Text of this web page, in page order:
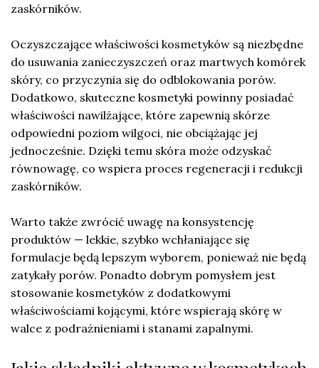
zaskórników.
Oczyszczające właściwości kosmetyków są niezbędne
do usuwania zanieczyszczeń oraz martwych komórek
skóry, co przyczynia się do odblokowania porów.
Dodatkowo, skuteczne kosmetyki powinny posiadać
właściwości nawilżające, które zapewnią skórze
odpowiedni poziom wilgoci, nie obciążając jej
jednocześnie. Dzięki temu skóra może odzyskać
równowagę, co wspiera proces regeneracji i redukcji
zaskórników.
Warto także zwrócić uwagę na konsystencję
produktów — lekkie, szybko wchłaniające się
formulacje będą lepszym wyborem, ponieważ nie będą
zatykały porów. Ponadto dobrym pomysłem jest
stosowanie kosmetyków z dodatkowymi
właściwościami kojącymi, które wspierają skórę w
walce z podrażnieniami i stanami zapalnymi.